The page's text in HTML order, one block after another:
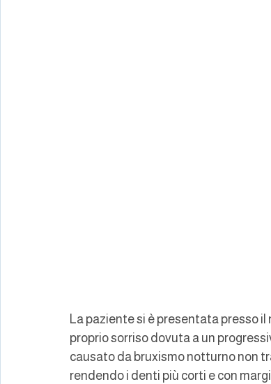
La paziente si è presentata presso
proprio sorriso dovuta a un
causato da bruxismo notturno non
rendendo i denti più corti e con